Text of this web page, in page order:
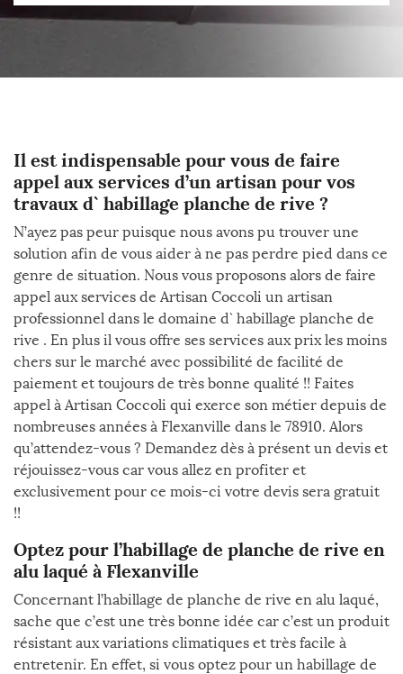
Il est indispensable pour vous de faire
appel aux services d’un artisan pour vos
travaux d` habillage planche de rive ?
N’ayez pas peur puisque nous avons pu trouver une
solution afin de vous aider à ne pas perdre pied dans ce
genre de situation. Nous vous proposons alors de faire
appel aux services de Artisan Coccoli un artisan
professionnel dans le domaine d` habillage planche de
rive . En plus il vous offre ses services aux prix les moins
chers sur le marché avec possibilité de facilité de
paiement et toujours de très bonne qualité !! Faites
appel à Artisan Coccoli qui exerce son métier depuis de
nombreuses années à Flexanville dans le 78910. Alors
qu’attendez-vous ? Demandez dès à présent un devis et
réjouissez-vous car vous allez en profiter et
exclusivement pour ce mois-ci votre devis sera gratuit
!!
Optez pour l’habillage de planche de rive en
alu laqué à Flexanville
Concernant l’habillage de planche de rive en alu laqué,
sache que c’est une très bonne idée car c’est un produit
résistant aux variations climatiques et très facile à
entretenir. En effet, si vous optez pour un habillage de